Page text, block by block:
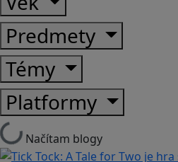
Predmety
Témy
Platformy
Načítam blogy